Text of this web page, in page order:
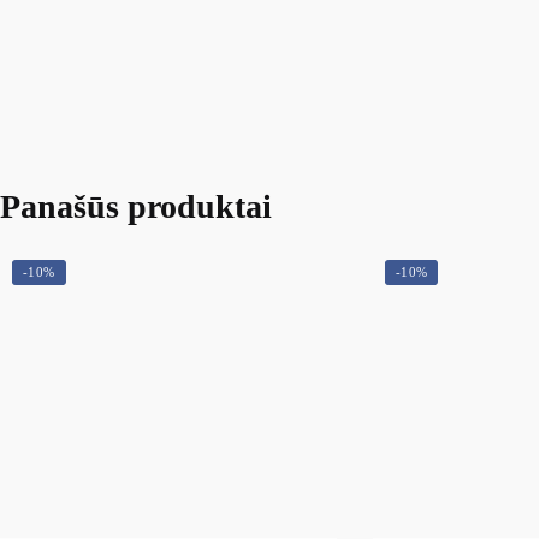
Panašūs produktai
-10% -10%